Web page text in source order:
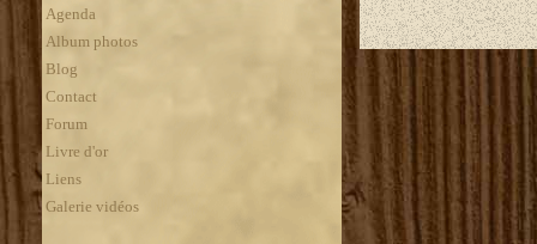
Agenda
Album photos
Blog
Contact
Forum
Livre d'or
Liens
Galerie vidéos